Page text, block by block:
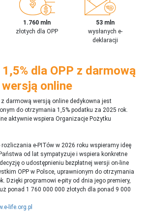
1.760 mln
złotych dla OPP
53 mln
wysłanych e-
deklaracji
dla OPP z darmową
wersją online
z darmową wersją online dedykowna jest
do otrzymania 1,5% podatku za 2025 rok.
aktywnie wspiera Organizacje Pożytku
e-PITów w 2026 roku wspieramy ideę
od lat sympatyzuje i wspiera konkretne
o udostępnieniu bezpłatnej wersji on-line
OPP w Polsce, uprawnionym do otrzymania
Dzięki programowi e-pity od dnia jego premiery,
ponad 1 760 000 000 złotych dla ponad 9 000
life.org.pl